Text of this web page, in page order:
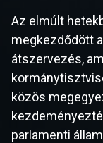
Az elmúlt
megkezdődött
átszervezés,
közös
parlamenti